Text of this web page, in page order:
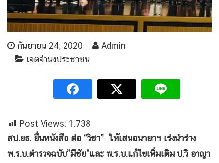
กันยายน 24, 2020
Admin
เจตจำนงประชาชน
Post Views: 1,738
สป.ยธ. ยื่นหนังสือ ต่อ “วิชา” ให้เสนอนายกฯ เร่งนำร่าง
พ.ร.บ.ตำรวจฉบับ”มีชัย”และ พ.ร.บ.แก้ไขเพิ่มเติม ป.วิ อาญา